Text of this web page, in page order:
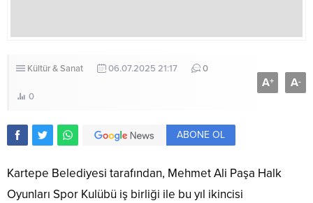
Kültür & Sanat 06.07.2025 21:17 0
0
A+ A-
ABONE OL
Kartepe Belediyesi tarafından, Mehmet Ali Paşa Halk
Oyunları Spor Kulübü iş birliği ile bu yıl ikincisi